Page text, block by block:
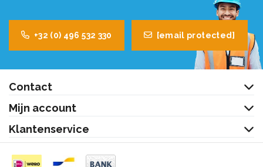
+32 (0) 496 532 330 [email protected]
Contact
Mijn account
Klantenservice